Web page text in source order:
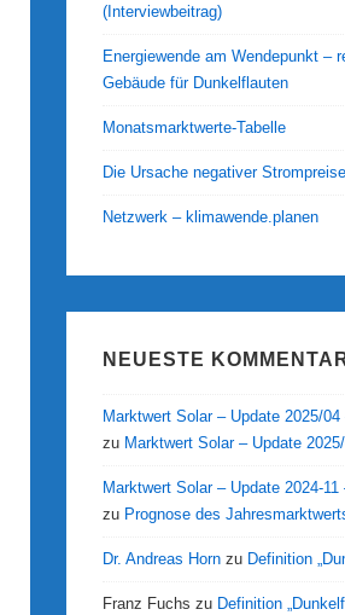
(Interviewbeitrag)
Energiewende am Wendepunkt –
Gebäude für Dunkelflauten
Monatsmarktwerte-Tabelle
Die Ursache negativer Strompreise
Netzwerk – klimawende.planen
NEUESTE
Marktwert Solar – Update 2025/
zu Marktwert Solar – Update
Marktwert Solar – Update 2024-
zu Prognose des
Dr. Andreas Horn zu Definition
Franz Fuchs zu Definition